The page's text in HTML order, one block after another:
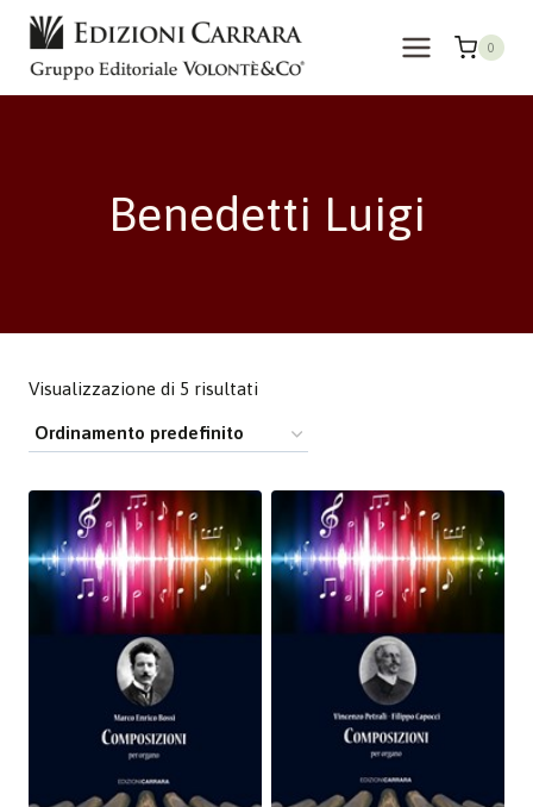
Salta
contenuto
0
Benedetti Luigi
Visualizzazione di 5 risultati